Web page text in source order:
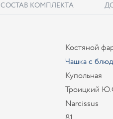
СОСТАВ КОМПЛЕКТА
Костяной
Чашка с
Купольная
Троицкий
Narcissus